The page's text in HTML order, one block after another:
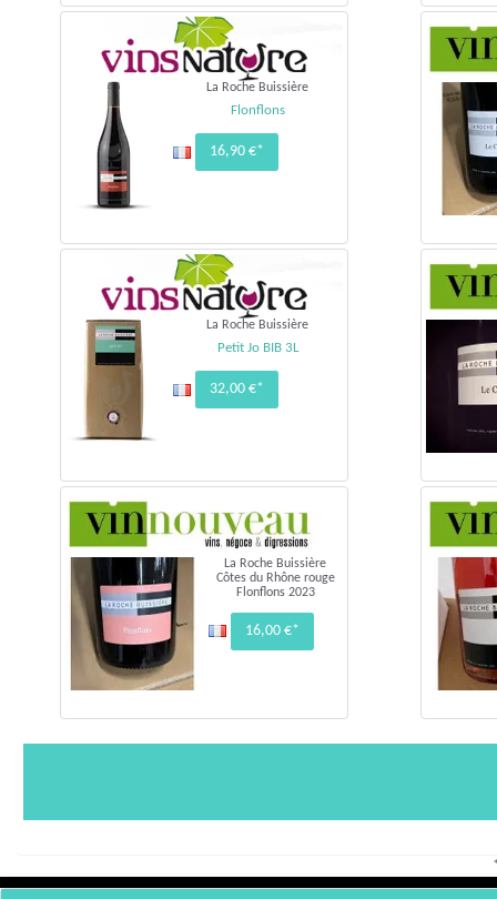
La Roche Buissière
Flonflons
16,90 €*
La Roche Buissière
Petit Jo BIB 3L
32,00 €*
La Roche Buissière
Côtes du Rhône rouge
Flonflons 2023
16,00 €*